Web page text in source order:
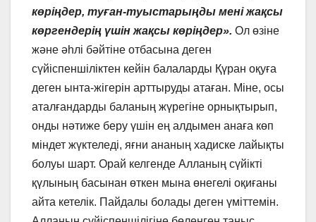
көріңдер, туған-туыстарыңды мені жақсы
көргендерің үшін жақсы көріңдер». Ол өзіне
және әһлі бәйтіне отбасына деген
сүйіспеншіліктен кейін балаларды Қүран оқуға
деген ынта-жігерін арттыруды атаған. Міне, осы
аталғандарды баланың жүрегіне орнықтырып,
онды нәтиже беру үшін ең алдымен анаға көп
міндет жүктеледі, яғни ананың хадиске лайықты
болуы шарт. Орай келгенде Алланың сүйікті
қүлының басынан өткен мына өнегелі оқиғаны
айта кетелік. Пайдалы болады деген үміттемін.